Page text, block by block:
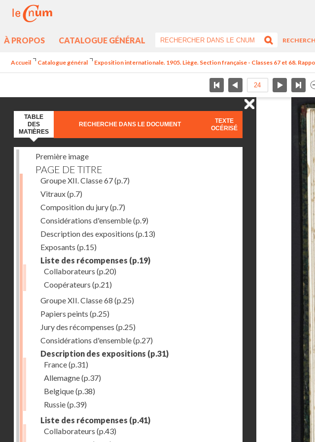
À PROPOS CATALOGUE GÉNÉRAL
Accueil Catalogue général Exposition internationale. 1905. Liège. Section française - Classes 67 et 68.
TABLE
DES
MATIÈRES
RECHERCHE DANS LE DOCUMENT
TEXTE
OCÉRISÉ
Première image
PAGE DE TITRE
Groupe XII. Classe 67(p.7)
Vitraux(p.7)
Composition du jury(p.7)
Considérations d'ensemble(p.9)
Description des expositions (p.13)
Exposants (p.15)
Liste des récompenses (p.19)
Collaborateurs (p.20)
Coopérateurs (p.21)
Groupe XII. Classe 68 (p.25)
Papiers peints (p.25)
Jury des récompenses (p.25)
Considérations d'ensemble(p.27)
Description des expositions (p.31)
France(p.31)
Allemagne(p.37)
Belgique(p.38)
Russie(p.39)
Liste des récompenses (p.41)
Collaborateurs (p.43)